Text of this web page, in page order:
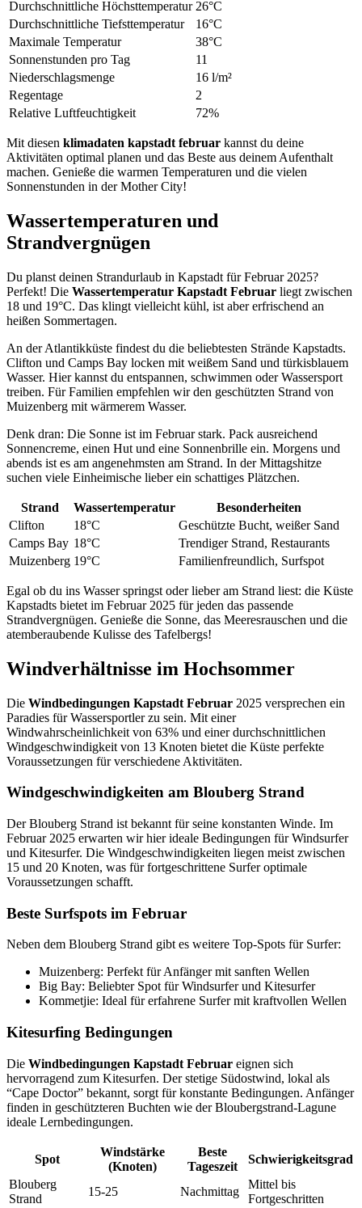
Durchschnittliche Höchsttemperatur 26°C
Durchschnittliche Tiefsttemperatur
16°C
Maximale Temperatur
38°C
Sonnenstunden pro Tag
11
Niederschlagsmenge
16 l/m²
Regentage
2
Relative Luftfeuchtigkeit
72%
Mit diesen klimadaten kapstadt februar kannst du deine
Aktivitäten optimal planen und das Beste aus deinem Aufenthalt
machen. Genieße die warmen Temperaturen und die vielen
Sonnenstunden in der Mother City!
Wassertemperaturen und
Strandvergnügen
Du planst deinen Strandurlaub in Kapstadt für Februar 2025?
Perfekt! Die Wassertemperatur Kapstadt Februar liegt zwischen
18 und 19°C. Das klingt vielleicht kühl, ist aber erfrischend an
heißen Sommertagen.
An der Atlantikküste findest du die beliebtesten Strände Kapstadts.
Clifton und Camps Bay locken mit weißem Sand und türkisblauem
Wasser. Hier kannst du entspannen, schwimmen oder Wassersport
treiben. Für Familien empfehlen wir den geschützten Strand von
Muizenberg mit wärmerem Wasser.
Denk dran: Die Sonne ist im Februar stark. Pack ausreichend
Sonnencreme, einen Hut und eine Sonnenbrille ein. Morgens und
abends ist es am angenehmsten am Strand. In der Mittagshitze
suchen viele Einheimische lieber ein schattiges Plätzchen.
Strand Wassertemperatur
Besonderheiten
Clifton
18°C
Geschützte Bucht, weißer Sand
Camps Bay 18°C
Trendiger Strand, Restaurants
Muizenberg 19°C Familienfreundlich, Surfspot
Egal ob du ins Wasser springst oder lieber am Strand liest: die Küste
Kapstadts bietet im Februar 2025 für jeden das passende
Strandvergnügen. Genieße die Sonne, das Meeresrauschen und die
atemberaubende Kulisse des Tafelbergs!
Windverhältnisse im Hochsommer
Die Windbedingungen Kapstadt Februar 2025 versprechen ein
Paradies für Wassersportler zu sein. Mit einer
Windwahrscheinlichkeit von 63% und einer durchschnittlichen
Windgeschwindigkeit von 13 Knoten bietet die Küste perfekte
Voraussetzungen für verschiedene Aktivitäten.
Windgeschwindigkeiten am Blouberg Strand
Der Blouberg Strand ist bekannt für seine konstanten Winde. Im
Februar 2025 erwarten wir hier ideale Bedingungen für Windsurfer
und Kitesurfer. Die Windgeschwindigkeiten liegen meist zwischen
15 und 20 Knoten, was für fortgeschrittene Surfer optimale
Voraussetzungen schafft.
Beste Surfspots im Februar
Neben dem Blouberg Strand gibt es weitere Top-Spots für Surfer:
Muizenberg: Perfekt für Anfänger mit sanften Wellen
Big Bay: Beliebter Spot für Windsurfer und Kitesurfer
Kommetjie: Ideal für erfahrene Surfer mit kraftvollen Wellen
Kitesurfing Bedingungen
Die Windbedingungen Kapstadt Februar eignen sich
hervorragend zum Kitesurfen. Der stetige Südostwind, lokal als
“Cape Doctor” bekannt, sorgt für konstante Bedingungen. Anfänger
finden in geschützteren Buchten wie der Bloubergstrand-Lagune
ideale Lernbedingungen.
Spot
Windstärke
(Knoten)
Beste
Tageszeit
Schwierigkeitsgrad
Blouberg
Strand
15-25 Nachmittag
Mittel bis
Fortgeschritten